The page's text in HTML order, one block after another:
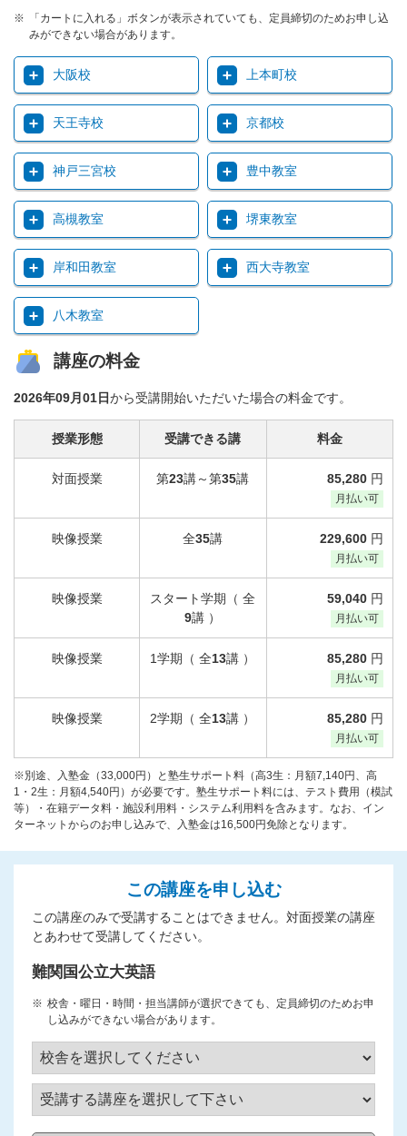
「カートに入れる」ボタンが表示されていても、定員締切のためお申し込
みができない場合があります。
大阪校 上本町校
天王寺校 京都校
神戸三宮校 豊中教室
高槻教室 堺東教室
岸和田教室 西大寺教室
八木教室
講座の料金
2026年09月01日から受講開始いただいた場合の料金です。
授業形態
対面授業
映像授業
映像授業
映像授業
映像授業
受講できる講
第23講～第35講
全35講
スタート学期（ 全
9講 ）
1学期（ 全13講 ）
2学期（ 全13講 ）
料金
85,280 円
月払い可
229,600 円
月払い可
59,040 円
月払い可
85,280 円
月払い可
85,280 円
月払い可
※別途、入塾金（33,000円）と塾生サポート料（高3生：月額7,140円、高
1・2生：月額4,540円）が必要です。塾生サポート料には、テスト費用（模試
等）・在籍データ料・施設利用料・システム利用料を含みます。なお、イン
ターネットからのお申し込みで、入塾金は16,500円免除となります。
この講座を申し込む
この講座のみで受講することはできません。対面授業の講座
とあわせて受講してください。
難関国公立大英語
校舎・曜日・時間・担当講師が選択できても、定員締切のためお申
し込みができない場合があります。